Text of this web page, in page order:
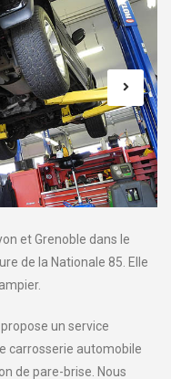
et Grenoble dans le
de la Nationale 85. Elle
un service
carrosserie automobile
de pare-brise. Nous